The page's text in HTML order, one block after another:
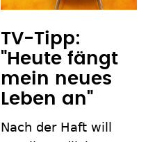
TV-Tipp:
"Heute fängt
mein neues
Leben an"
Nach der Haft will